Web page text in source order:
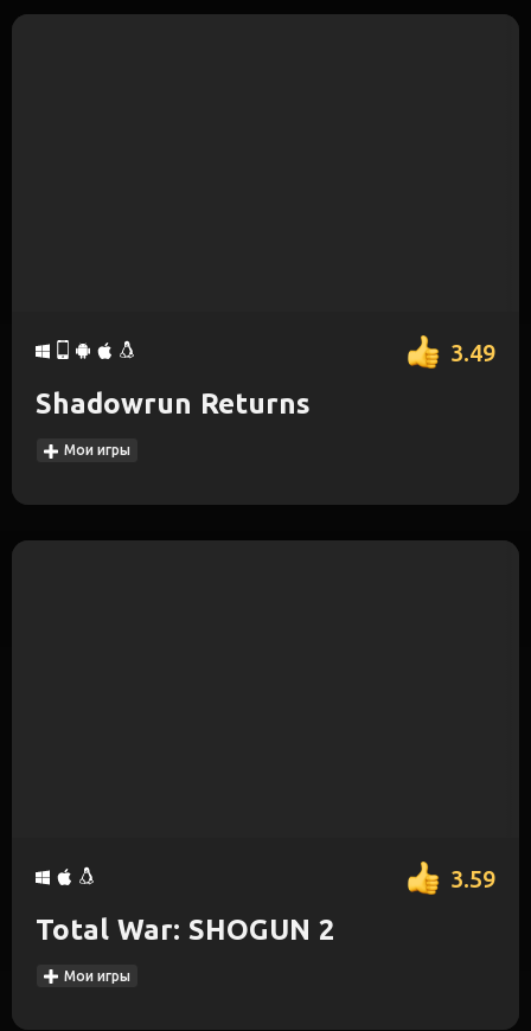
3.49
Shadowrun Returns
Мои игры
3.59
Total War: SHOGUN 2
Мои игры